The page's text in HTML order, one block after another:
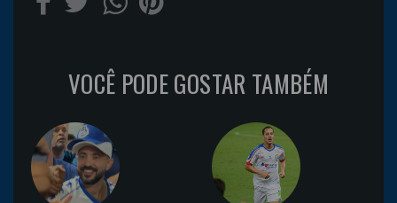
VOCÊ PODE GOSTAR TAMBÉM